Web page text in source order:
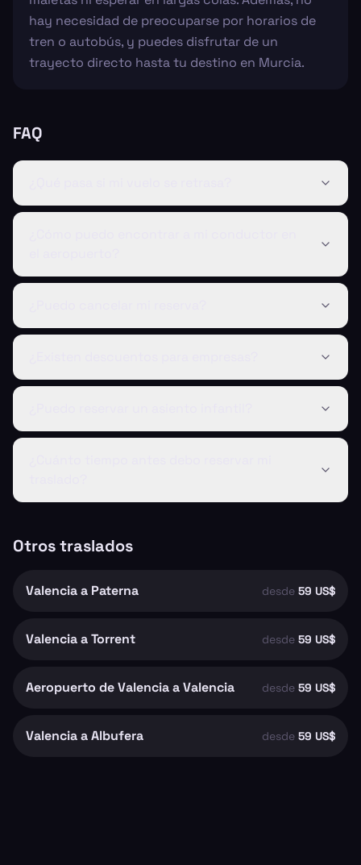
hay necesidad de preocuparse por horarios de
tren o autobús, y puedes disfrutar de un
trayecto directo hasta tu destino en Murcia.
FAQ
Otros traslados
Valencia a Paterna desde 59 US$
Valencia a Torrent desde 59 US$
Aeropuerto de Valencia a Valencia desde 59 US$
Valencia a Albufera desde 59 US$